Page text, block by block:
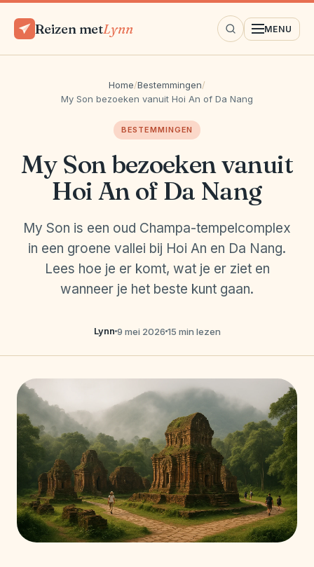
Reizen metLynn MENU
Home/Bestemmingen/
My Son bezoeken vanuit Hoi An of Da Nang
BESTEMMINGEN
My Son bezoeken vanuit
Hoi An of Da Nang
My Son is een oud Champa-tempelcomplex
in een groene vallei bij Hoi An en Da Nang.
Lees hoe je er komt, wat je er ziet en
wanneer je het beste kunt gaan.
Lynn 9 mei 2026 15 min lezen